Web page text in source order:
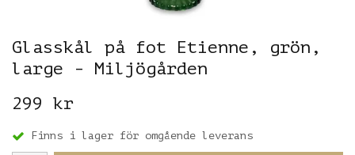
Glasskål på fot Etienne, grön,
large - Miljögården
299 kr
Finns i lager för omgående leverans